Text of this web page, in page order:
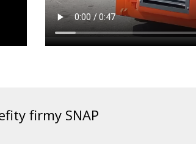
firmy SNAP